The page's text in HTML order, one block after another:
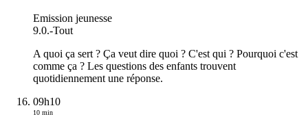
Emission jeunesse
9.0.-Tout
A quoi ça sert ? Ça veut dire quoi ? C'est qui ? Pourquoi c'est
comme ça ? Les questions des enfants trouvent
quotidiennement une réponse.
09h10
10 min